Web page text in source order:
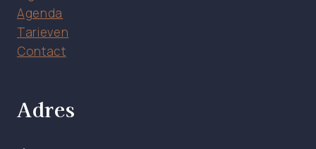
Agenda
Tarieven
Contact
Adres